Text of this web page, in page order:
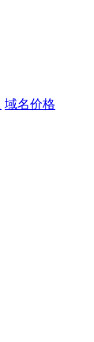
域名价格